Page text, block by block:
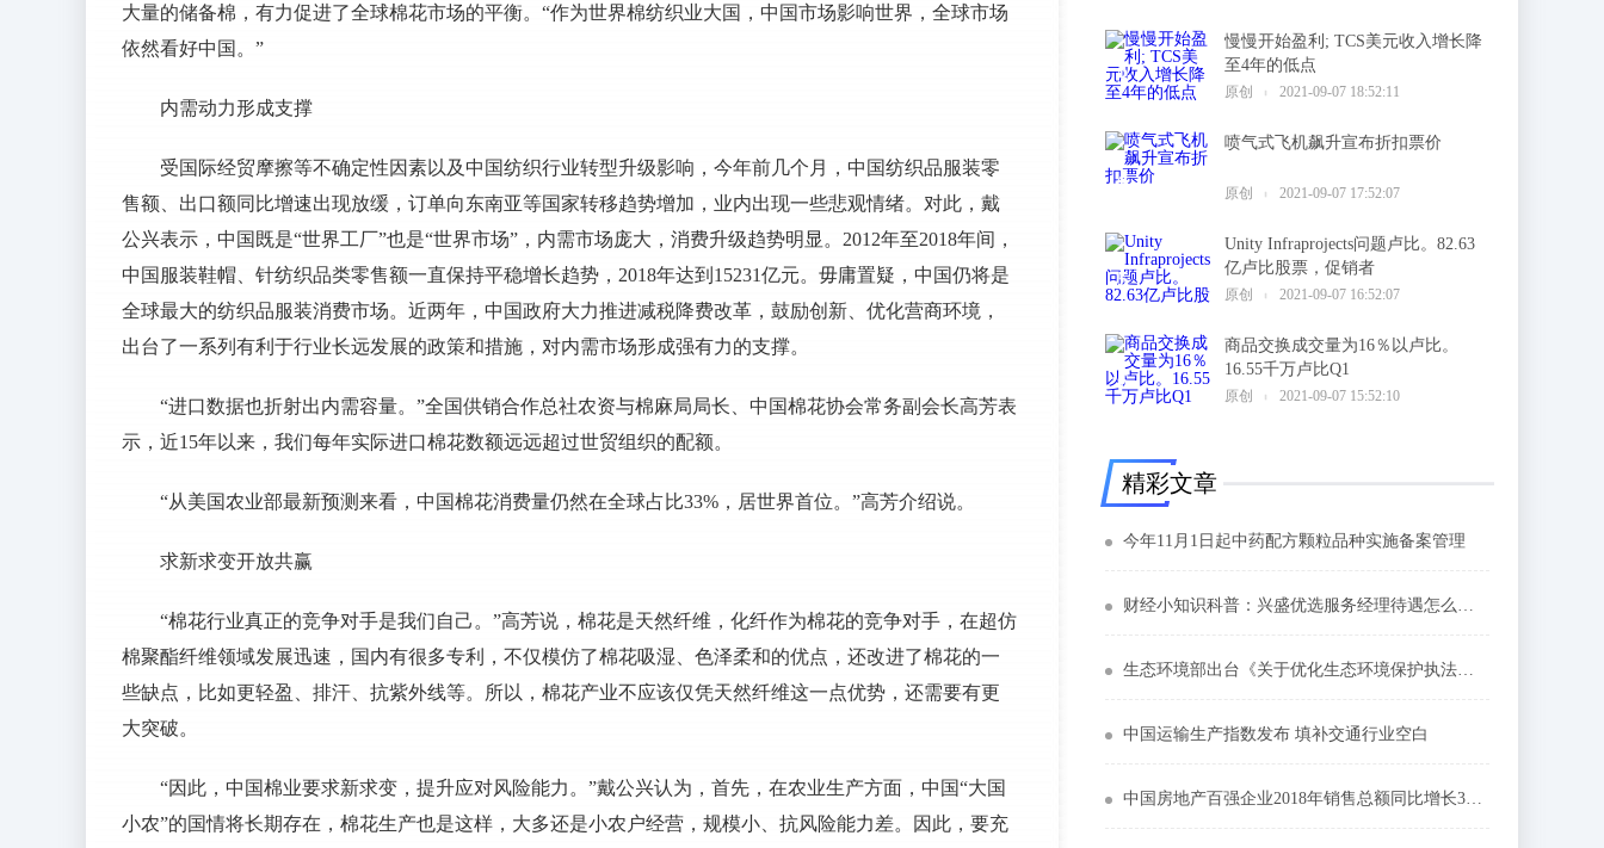
大量的储备棉，有力促进了全球棉花市场的平衡。“作为世界棉纺织业大国，中国市场影响世界，全球市场
依然看好中国。”
内需动力形成支撑
受国际经贸摩擦等不确定性因素以及中国纺织行业转型升级影响，今年前几个月，中国纺织品服装零
售额、出口额同比增速出现放缓，订单向东南亚等国家转移趋势增加，业内出现一些悲观情绪。对此，戴
公兴表示，中国既是“世界工厂”也是“世界市场”，内需市场庞大，消费升级趋势明显。2012年至2018年间，
中国服装鞋帽、针纺织品类零售额一直保持平稳增长趋势，2018年达到15231亿元。毋庸置疑，中国仍将是
全球最大的纺织品服装消费市场。近两年，中国政府大力推进减税降费改革，鼓励创新、优化营商环境，
出台了一系列有利于行业长远发展的政策和措施，对内需市场形成强有力的支撑。
“进口数据也折射出内需容量。”全国供销合作总社农资与棉麻局局长、中国棉花协会常务副会长高芳表
示，近15年以来，我们每年实际进口棉花数额远远超过世贸组织的配额。
“从美国农业部最新预测来看，中国棉花消费量仍然在全球占比33%，居世界首位。”高芳介绍说。
求新求变开放共赢
“棉花行业真正的竞争对手是我们自己。”高芳说，棉花是天然纤维，化纤作为棉花的竞争对手，在超仿
棉聚酯纤维领域发展迅速，国内有很多专利，不仅模仿了棉花吸湿、色泽柔和的优点，还改进了棉花的一
些缺点，比如更轻盈、排汗、抗紫外线等。所以，棉花产业不应该仅凭天然纤维这一点优势，还需要有更
大突破。
“因此，中国棉业要求新求变，提升应对风险能力。”戴公兴认为，首先，在农业生产方面，中国“大国
小农”的国情将长期存在，棉花生产也是这样，大多还是小农户经营，规模小、抗风险能力差。因此，要充
慢慢开始盈利; TCS美元收入增长降
至4年的低点
原创 2021-09-07 18:52:11
3
喷气式飞机飙升宣布折扣票价
原创 2021-09-07 17:52:07
4
Unity Infraprojects问题卢比。82.63
亿卢比股票，促销者
原创 2021-09-07 16:52:07
5
商品交换成交量为16％以卢比。
16.55千万卢比Q1
原创 2021-09-07 15:52:10
6
精彩文章
今年11月1日起中药配方颗粒品种实施备案管理
财经小知识科普：兴盛优选服务经理待遇怎么样有个这数的收入
生态环境部出台《关于优化生态环境保护执法方式提高执法效能的指导意见》
中国运输生产指数发布 填补交通行业空白
中国房地产百强企业2018年销售总额同比增长33.2%